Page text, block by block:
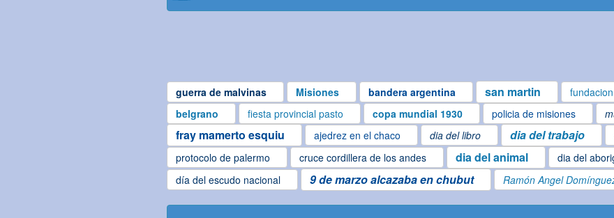
guerra de malvinas Misiones bandera argentina san martin
belgrano
fiesta provincial pasto copa mundial 1930 policia de misiones
fray mamerto esquiu ajedrez en el chaco dia del libro dia del trabajo
protocolo de palermo
cruce cordillera de los andes dia del animal dia del
día del escudo nacional 9 de marzo alcazaba en chubut Ramón Angel